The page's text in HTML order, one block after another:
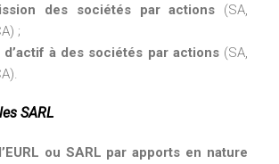
des sociétés par actions (SA,
;
à des sociétés par actions(SA,
SARL
ou SARL par apports en nature